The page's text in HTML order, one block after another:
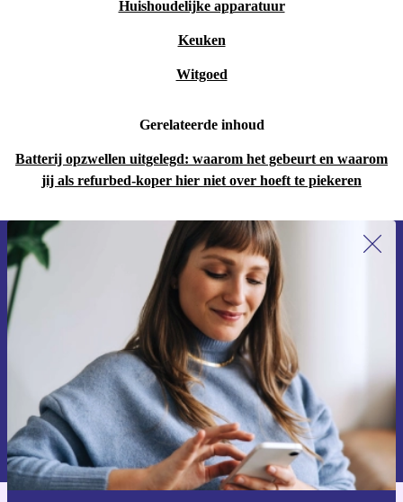
bestanden delen gaan snel en eenvoudig.
professioneel gecontroleerd en gereinigd. Je ontvangt
minimaal 12 maanden garantie en mag het toestel 30
dagen gratis retourneren. Zo kun je zorgeloos kiezen
Kies voor zekerheid én duurzaamheid
Met de refurbished Oppo Reno 7 Lite 5G haal je een
betrouwbare, moderne smartphone in huis die niet alleen
jouw leven makkelijker maakt, maar ook bijdraagt aan
een groenere toekomst. Maak vandaag nog de bewuste
keuze voor een refurbished toestel uit de categorie Oppo
Mobiele Telefoons en ervaar het verschil!
Huishoudelijke apparatuur
Keuken
Witgoed
Gerelateerde inhoud
Batterij opzwellen uitgelegd: waarom het gebeurt en waarom
jij als refurbed-koper hier niet over hoeft te piekeren
Meld je aan voor onze nieuwsbrief en
ontvang €15 korting!
Mis nooit meer een aanbieding.
Voucher aanvragen
Informatie over het gebruik van persoonsgegevens vind je in ons
privacybeleid